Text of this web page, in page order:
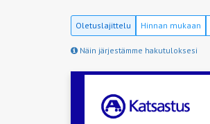
Oletuslajittelu Hinnan mukaan
Näin järjestämme hakutuloksesi